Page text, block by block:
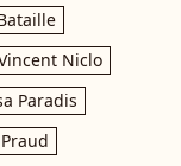
Niclo
Paradis